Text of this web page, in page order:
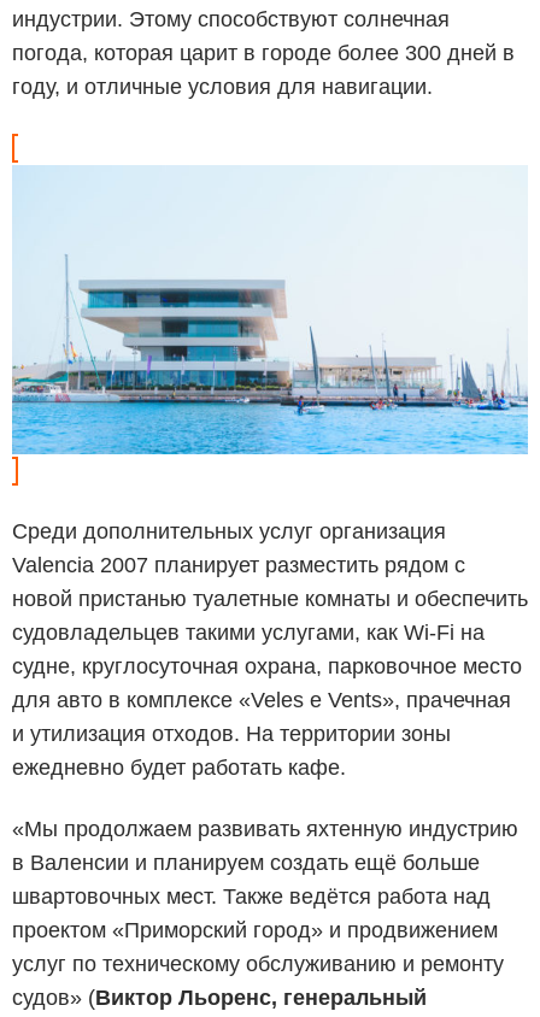
индустрии. Этому способствуют солнечная
погода, которая царит в городе более 300 дней в
году, и отличные условия для навигации.
Среди дополнительных услуг организация
Valencia 2007 планирует разместить рядом с
новой пристанью туалетные комнаты и обеспечить
судовладельцев такими услугами, как Wi-Fi на
судне, круглосуточная охрана, парковочное место
для авто в комплексе «Veles e Vents», прачечная
и утилизация отходов. На территории зоны
ежедневно будет работать кафе.
«Мы продолжаем развивать яхтенную индустрию
в Валенсии и планируем создать ещё больше
швартовочных мест. Также ведётся работа над
проектом «Приморский город» и продвижением
услуг по техническому обслуживанию и ремонту
судов» (Виктор Льоренс, генеральный